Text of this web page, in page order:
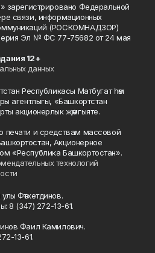
зарегистрировано Федеральной
связи, информационных
(РОСКОМНАДЗОР)
Эл № ФС 77-75682 от 24 мая
12+
данных
Республикасы Матбугат һәм
агентлыгы, «Башкортстан
акционерлык җәмгыяте.
печати и средствам массовой
Акционерное
«Республика Башкортостан».
технологий
Фәтхетдинов.
8 (347) 272-13-61.
Фаил Камилович.
13-61.